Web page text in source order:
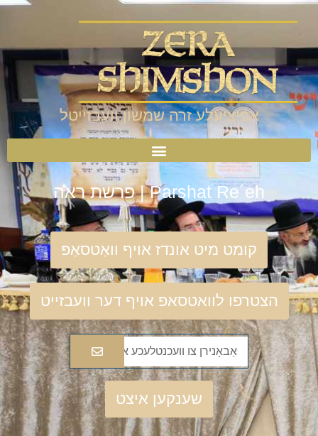
אפיציעלע זרה שמשון וועבזייטל
Parshat Re´eh | פרשת ראה
קומט מיט אונדז אויף וואַטסאַפּ
הצטרפו לוואטסאפ אויף דער וועבזייט
שענקען איצט